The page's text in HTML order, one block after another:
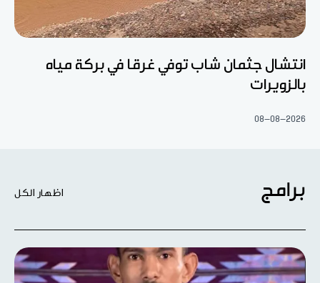
انتشال جثمان شاب توفي غرقا في بركة مياه
بالزويرات
08-08-2026
برامج اظهار الكل